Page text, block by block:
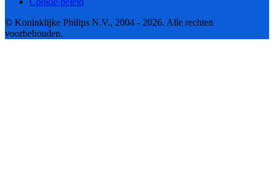
© Koninklijke Philips N.V., 2004 - 2026. Alle rechten
voorbehouden.